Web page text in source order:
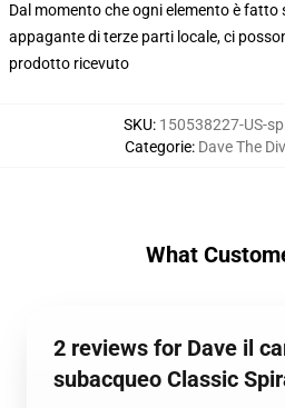
Dal momento che ogni elemento è fatto
appagante di terze parti locale, ci
prodotto ricevuto
SKU: 150538227-US-
Categorie: Dave The
What
2 reviews for Dave il
subacqueo Classic